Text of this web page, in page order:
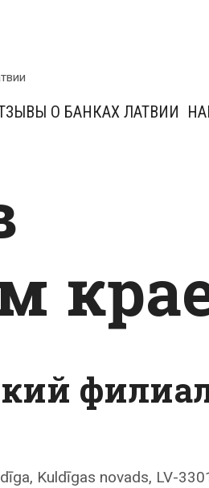
О БАНКАХ ЛАТВИИ
Kuldīgas novads, LV-